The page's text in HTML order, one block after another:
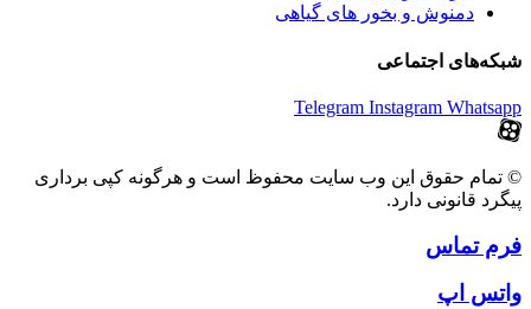
دمنوش و بخور های گیاهی
شبکه‌های اجتماعی
Telegram Instagram Whatsapp
© تمام حقوق این وب سایت محفوظ است و هرگونه کپی برداری
پیگرد قانونی دارد.
فرم تماس
واتس اپ